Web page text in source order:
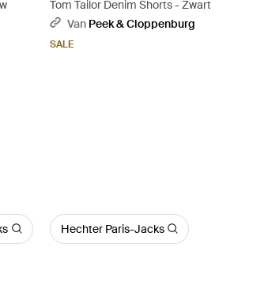
Tom Tailor Denim Shorts - Zwart
Van Peek & Cloppenburg
SALE
Hechter Paris-Jacks